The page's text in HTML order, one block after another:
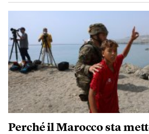
Perché il Marocco sta